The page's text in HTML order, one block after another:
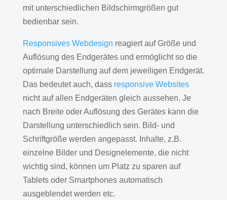
mit unterschiedlichen Bildschirmgrößen gut
bedienbar sein.
Responsives Webdesign reagiert auf Größe und
Auflösung des Endgerätes und ermöglicht so die
optimale Darstellung auf dem jeweiligen Endgerät.
Das bedeutet auch, dass responsive Websites
nicht auf allen Endgeräten gleich aussehen. Je
nach Breite oder Auflösung des Gerätes kann die
Darstellung unterschiedlich sein. Bild- und
Schriftgröße werden angepasst. Inhalte, z.B.
einzelne Bilder und Designelemente, die nicht
wichtig sind, können um Platz zu sparen auf
Tablets oder Smartphones automatisch
ausgeblendet werden etc.